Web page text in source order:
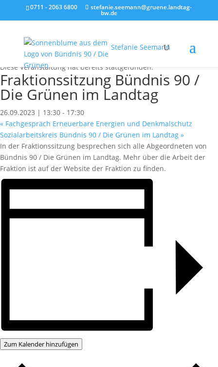
0711 - 2063 6800 stefanie.seemann@gruene.landtag-
bw.de
Stefanie Seemann
« Alle Veranstaltungen
Diese Veranstaltung hat bereits stattgefunden.
Fraktionssitzung Bündnis 90 /
Die Grünen im Landtag
26.09.2023 | 13:30 - 17:30
« Fachgespräch Erneuerbare Energien und Denkmalschutz
Sozialarbeitskreis Bündnis 90 / Die Grünen im Landtag »
In der Fraktionssitzung besprechen sich alle Abgeordneten von
Bündnis 90 / Die Grünen im Landtag. Mehr über die Arbeit der
Fraktion ist auf der Website der Fraktion zu finden.
Zum Kalender hinzufügen